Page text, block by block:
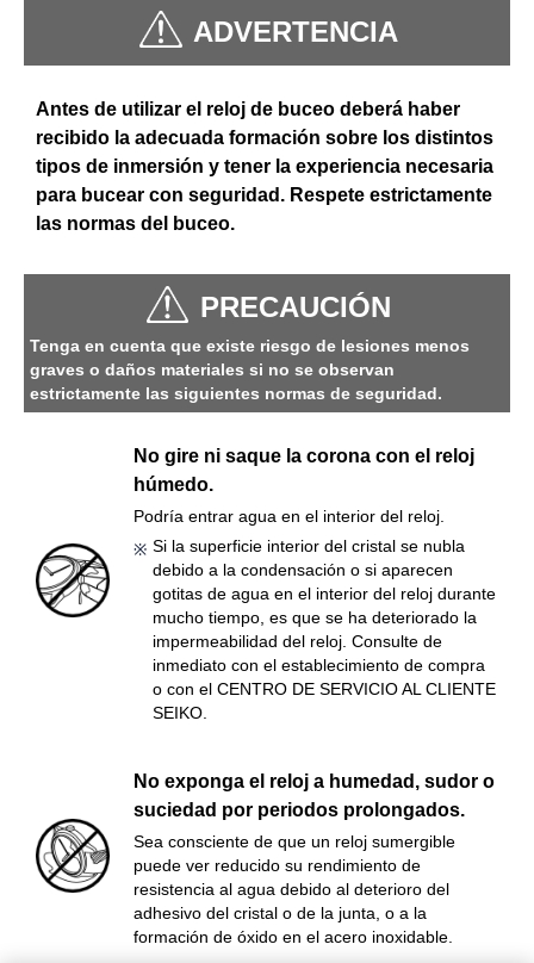
ADVERTENCIA
Antes de utilizar el reloj de buceo deberá haber
recibido la adecuada formación sobre los distintos
tipos de inmersión y tener la experiencia necesaria
para bucear con seguridad. Respete estrictamente
las normas del buceo.
PRECAUCIÓN
Tenga en cuenta que existe riesgo de lesiones menos
graves o daños materiales si no se observan
estrictamente las siguientes normas de seguridad.
No gire ni saque la corona con el reloj
húmedo.
Podría entrar agua en el interior del reloj.
Si la superficie interior del cristal se nubla
debido a la condensación o si aparecen
gotitas de agua en el interior del reloj durante
mucho tiempo, es que se ha deteriorado la
impermeabilidad del reloj. Consulte de
inmediato con el establecimiento de compra
o con el CENTRO DE SERVICIO AL CLIENTE
SEIKO.
No exponga el reloj a humedad, sudor o
suciedad por periodos prolongados.
Sea consciente de que un reloj sumergible
puede ver reducido su rendimiento de
resistencia al agua debido al deterioro del
adhesivo del cristal o de la junta, o a la
formación de óxido en el acero inoxidable.